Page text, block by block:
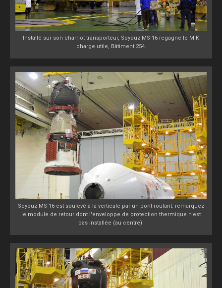
Installé sur son charriot transporteur, Soyouz MS-16 regagne le MIK
charge utile, Bâtiment 254.
Soyouz MS-16 est soulevé à la verticale par un pont roulant. remarquez
le module de retour dont l'enveloppe de protection thermique n'est
pas installée (au centre).